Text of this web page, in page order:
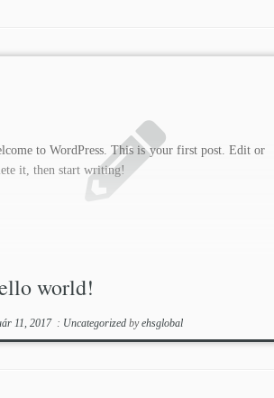
to WordPress. This is your first post. Edit or
it, then start writing!
world!
11, 2017: Uncategorized byehsglobal